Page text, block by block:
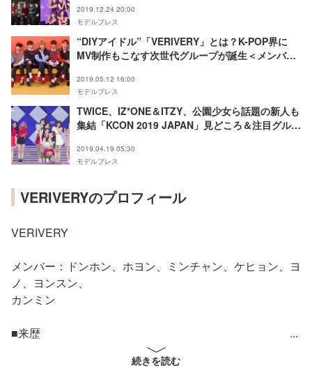
2019.12.24 20:00
モデルプレス
“DIYアイドル”「VERIVERY」とは？K-POP界に
MV制作もこなす次世代グループが誕生＜メンバー
2019.05.12 16:00
モデルプレス
TWICE、IZ*ONE＆ITZY、公園少女ら話題の新人も
集結「KCON 2019 JAPAN」見どころ＆注目グルー
2019.04.19 05:30
モデルプレス
VERIVERYのプロフィール
VERIVERY
メンバー：ドンホン、ホヨン、ミンチャン、ケヒョン、ヨ
ノ、ヨンスン、
カンミン
■来歴
2018年8月23日、Jellyfish エンターテインメントがが
VIXX、gugudanに次ぐ7人組ボーイズグループを発表。
続きを読む